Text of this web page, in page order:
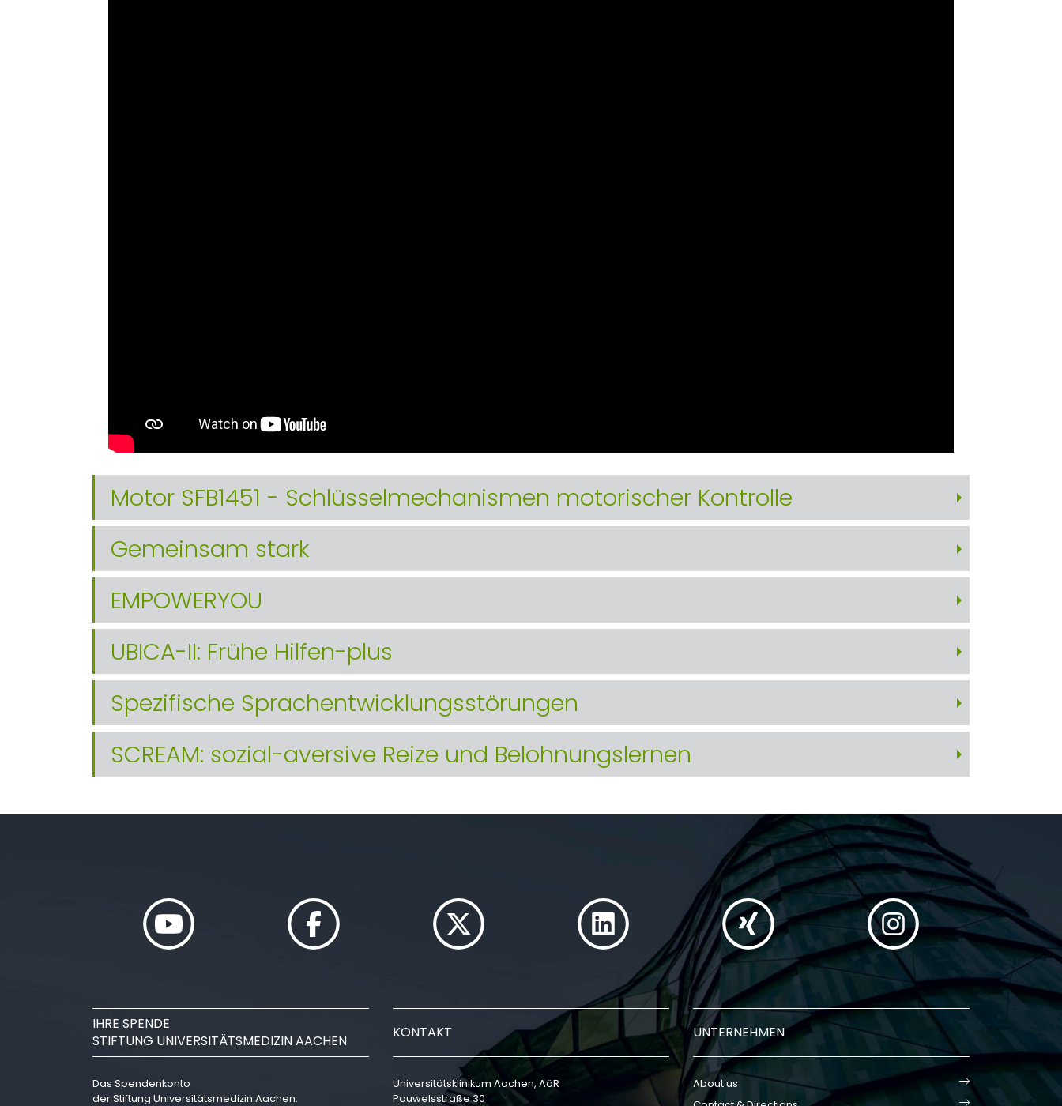
Motor SFB1451 - Schlüsselmechanismen motorischer Kontrolle
Gemeinsam stark
EMPOWERYOU
UBICA-II: Frühe Hilfen-plus
Spezifische Sprachentwicklungsstörungen
SCREAM: sozial-aversive Reize und Belohnungslernen
IHRE SPENDE
STIFTUNG UNIVERSITÄTSMEDIZIN AACHEN
Das Spendenkonto
der Stiftung Universitätsmedizin Aachen:
KONTAKT
Universitätsklinikum Aachen, AöR
Pauwelsstraße 30
UNTERNEHMEN
About us